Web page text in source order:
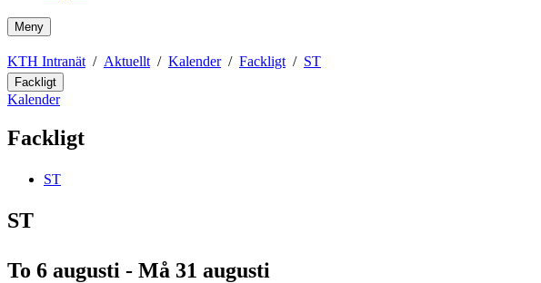
Meny
KTH Intranät Aktuellt Kalender Fackligt ST
Fackligt
Kalender
Fackligt
ST
ST
To 6 augusti - Må 31 augusti